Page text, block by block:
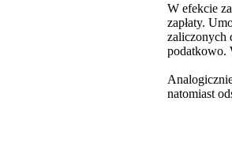
W efekcie
zapłaty.
zaliczonych
podatkowo.
natomiast